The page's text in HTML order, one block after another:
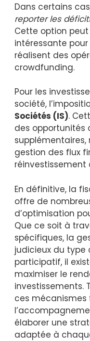
Dans certains
reporter les
Cette option
intéressante
réalisent des
crowdfunding.
Pour les
société,
Sociétés (IS).
des opportunités
gestion des flux
réinvestissement
En définitive, la
offre de
d’optimisation
Que ce soit à
spécifiques, la
judicieux du
participatif, il
maximiser le
investissements.
ces mécanismes
élaborer une
adaptée à